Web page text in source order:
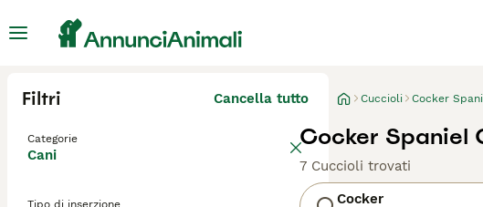
Filtri Cancella tutto
Categorie
Cani
Tipo di inserzione
Cuccioli Cocker
Cocker Spaniel
7 Cuccioli trovati
Cocker